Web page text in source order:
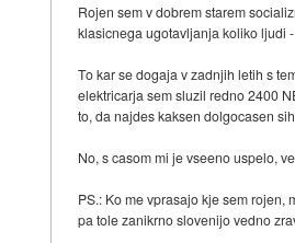
Rojen sem v dobrem starem
klasicnega ugotavljanja koliko ljudi
To kar se dogaja v zadnjih letih s
elektricarja sem sluzil redno 2400
to, da najdes kaksen dolgocasen
No, s casom mi je vseeno uspelo,
PS.: Ko me vprasajo kje sem rojen,
pa tole zanikrno slovenijo vedno